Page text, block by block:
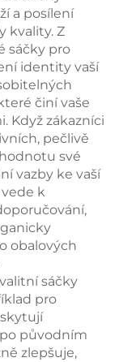
a posílení
kvality. Z
sáčky pro
identity vaší
činí vaše
Když zákazníci
pečlivě
své
vazby ke vaší
k
obalových
sáčky
pro
původním
zlepšuje,